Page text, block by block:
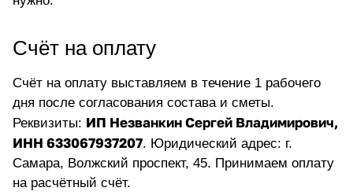
Счёт на оплату
Счёт на оплату выставляем в течение 1 рабочего
дня после согласования состава и сметы.
Реквизиты: ИП Незванкин Сергей Владимирович,
ИНН 633067937207. Юридический адрес: г.
Самара, Волжский проспект, 45. Принимаем оплату
на расчётный счёт.